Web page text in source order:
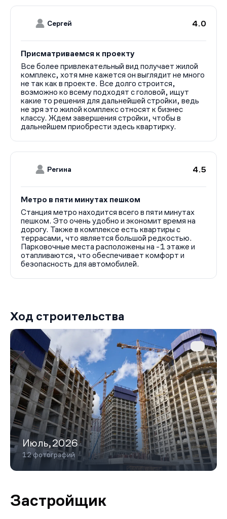
Сергей 4.0
Присматриваемся к проекту
Все более привлекательный вид получает жилой
комплекс, хотя мне кажется он выглядит не много
не так как в проекте. Все долго строится,
возможно ко всему подходят с головой, ищут
какие то решения для дальнейшей стройки, ведь
не зря это жилой комплекс относят к бизнес
классу. Ждем завершения стройки, чтобы в
дальнейшем приобрести здесь квартирку.
Регина 4.5
Метро в пяти минутах пешком
Станция метро находится всего в пяти минутах
пешком. Это очень удобно и экономит время на
дорогу. Также в комплексе есть квартиры с
террасами, что является большой редкостью.
Парковочные места расположены на -1 этаже и
отапливаются, что обеспечивает комфорт и
безопасность для автомобилей.
Ход строительства
Июль,2026
12 фотографий
Застройщик